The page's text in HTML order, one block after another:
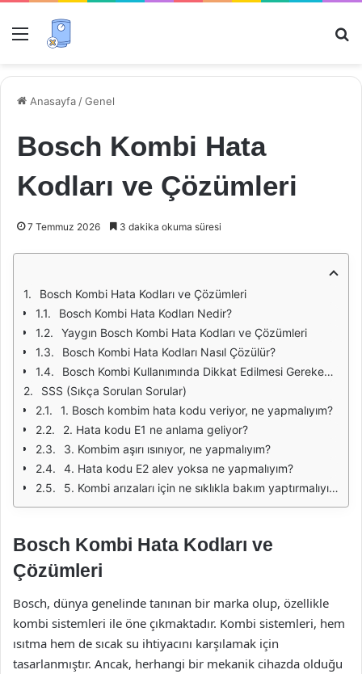
Menü
Anasayfa /Genel
Bosch Kombi Hata
Kodları ve Çözümleri
7 Temmuz 2026 3 dakika okuma süresi
Bosch Kombi Hata Kodları ve Çözümleri
Bosch Kombi Hata Kodları Nedir?
Yaygın Bosch Kombi Hata Kodları ve Çözümleri
Bosch Kombi Hata Kodları Nasıl Çözülür?
Bosch Kombi Kullanımında Dikkat Edilmesi Gerekenler
SSS (Sıkça Sorulan Sorular)
1. Bosch kombim hata kodu veriyor, ne yapmalıyım?
2. Hata kodu E1 ne anlama geliyor?
3. Kombim aşırı ısınıyor, ne yapmalıyım?
4. Hata kodu E2 alev yoksa ne yapmalıyım?
5. Kombi arızaları için ne sıklıkla bakım yaptırmalıyım?
Bosch Kombi Hata Kodları ve
Çözümleri
Bosch, dünya genelinde tanınan bir marka olup, özellikle
kombi sistemleri ile öne çıkmaktadır. Kombi sistemleri, hem
ısıtma hem de sıcak su ihtiyacını karşılamak için
tasarlanmıştır. Ancak, herhangi bir mekanik cihazda olduğu